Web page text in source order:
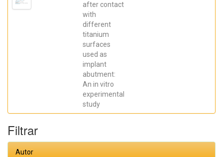
after contact
with
different
titanium
surfaces
used as
implant
abutment:
An in vitro
experimental
study
Filtrar
Autor